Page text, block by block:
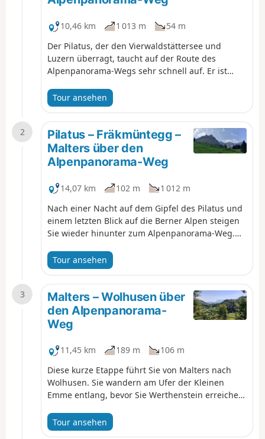
10,46 km 1 013 m
54 m
Der Pilatus, der den Vierwaldstättersee und
Luzern überragt, taucht auf der Route des
Alpenpanorama-Wegs sehr schnell auf. Er ist
Höhe zu sehen. Dieser Gipfel ist einen Abstecher
wert, um dort eine Pause einzulegen. Sie werden
eine unvergessliche Erinnerung an das Panorama
über die Alpen und den Jura am Abend behalten,
die absolute Ruhe geniessen und einen
herrlichen Sonnenuntergang über der Berner
Alpenkette erleben.
Tour ansehen
2
Pilatus – Fräkmüntegg –
Malters über den
Alpenpanorama-Weg
14,07 km 102 m
1 012 m
Nach einer Nacht auf dem Gipfel des Pilatus und
einem letzten Blick auf die Berner Alpen steigen
Sie wieder hinunter zum Alpenpanorama-Weg.
haben Sie noch mehrmals Gelegenheit, das
Pilatus-Massiv zu bewundern.
Tour ansehen
3
Malters – Wolhusen über
den Alpenpanorama-
Weg
11,45 km 189 m
106 m
Diese kurze Etappe führt Sie von Malters nach
Wolhusen. Sie wandern am Ufer der Kleinen
Emme entlang, bevor Sie Werthenstein erreichen.
Kloster bewundern, eine wichtige Pilgerstätte der
Via Jacobi.
Tour ansehen